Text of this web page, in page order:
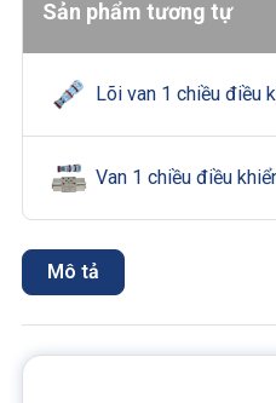
Sản phẩm tương tự
Lõi van 1 chiều điều
Van 1 chiều điều
Mô tả